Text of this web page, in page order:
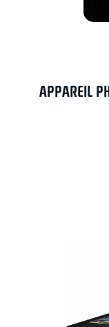
APPAREIL